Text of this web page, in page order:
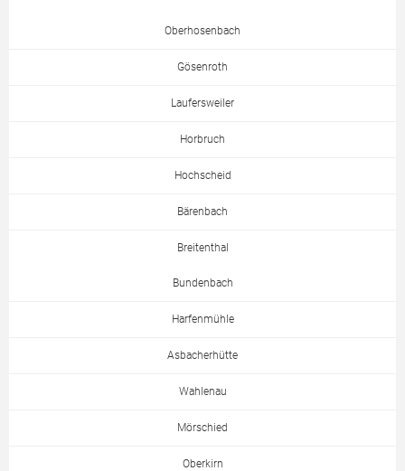
Oberhosenbach
Gösenroth
Laufersweiler
Horbruch
Hochscheid
Bärenbach
Breitenthal
Bundenbach
Harfenmühle
Asbacherhütte
Wahlenau
Mörschied
Oberkirn